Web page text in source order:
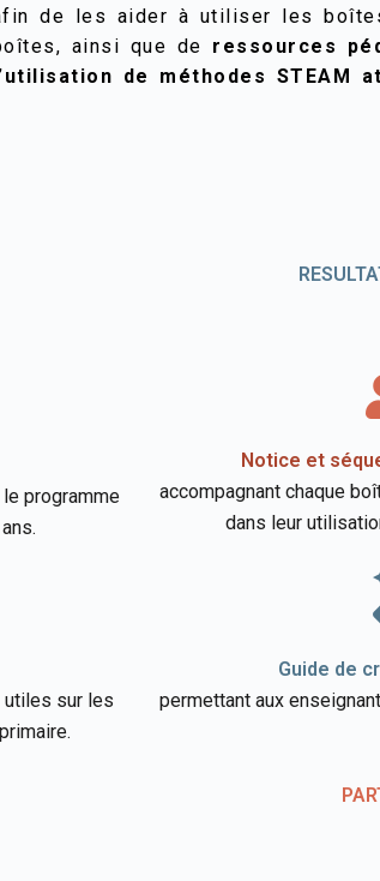
de les aider à utiliser les
ainsi que de ressources
de méthodes STEAM
programme
Notice et
accompagnant chaque
dans leur
utiles sur les
Guide de
permettant aux